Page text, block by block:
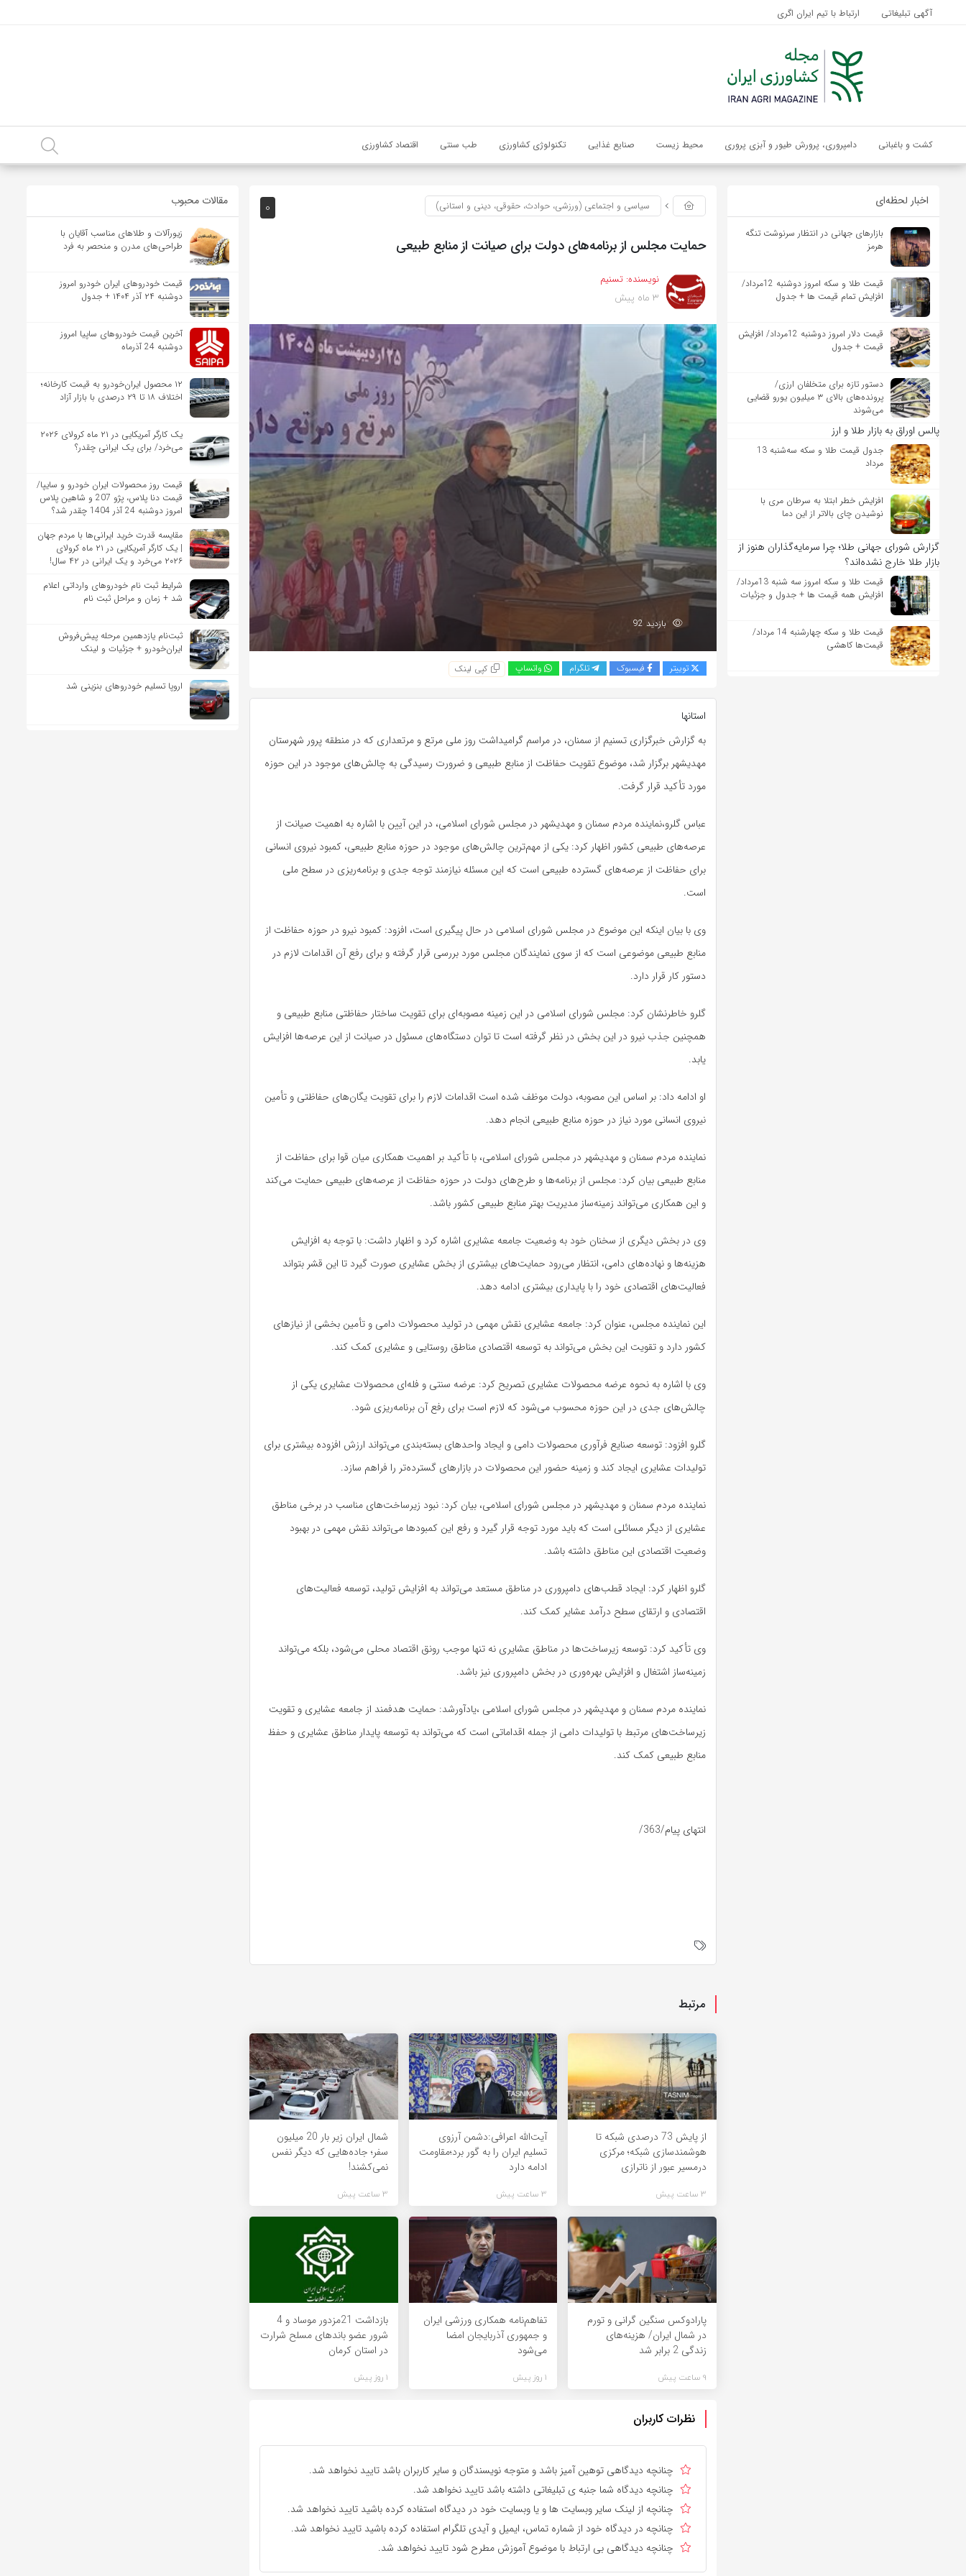
آگهی تبلیغاتی ارتباط با تیم ایران اگری
کشت و باغبانی دامپروری، پرورش طیور و آبزی پروری محیط زیست صنایع غذایی تکنولوژی کشاورزی طب سنتی اقتصاد کشاورزی
اخبار لحظه‌ای
بازارهای جهانی در انتظار سرنوشت تنگه
هرمز
قیمت طلا و سکه امروز دوشنبه 12مرداد/
افزایش تمام قیمت ها + جدول
قیمت دلار امروز دوشنبه 12مرداد/ افزایش
قیمت + جدول
دستور تازه برای متخلفان ارزی/
پرونده‌های بالای ۳ میلیون یورو قضایی
می‌شوند
پالس اوراق به بازار طلا و ارز
جدول قیمت طلا و سکه سه‌شنبه 13
مرداد
افزایش خطر ابتلا به سرطان مری با
نوشیدن چای بالاتر از این دما
گزارش شورای جهانی طلا؛ چرا سرمایه‌گذاران هنوز از
بازار طلا خارج نشده‌اند؟
قیمت طلا و سکه امروز سه شنبه 13مرداد/
افزایش همه قیمت ها + جدول و جزئیات
قیمت طلا و سکه چهارشنبه 14 مرداد/
قیمت‌ها کاهشی
0 سیاسی و اجتماعی (ورزشی، حوادث، حقوقی، دینی و استانی)
حمایت مجلس از برنامه‌های دولت برای صیانت از منابع طبیعی
نویسنده: تسنیم
3 ماه پیش
بازدید 92
توییتر فیسبوک تلگرام واتساپ کپی لینک
استانها
به گزارش خبرگزاری تسنیم از سمنان، در مراسم گرامیداشت روز ملی مرتع و مرتعداری که در منطقه پرور شهرستان
مهدیشهر برگزار شد، موضوع تقویت حفاظت از منابع طبیعی و ضرورت رسیدگی به چالش‌های موجود در این حوزه
مورد تأکید قرار گرفت.
عباس گلرو،نماینده مردم سمنان و مهدیشهر در مجلس شورای اسلامی، در این آیین با اشاره به اهمیت صیانت از
عرصه‌های طبیعی کشور اظهار کرد: یکی از مهم‌ترین چالش‌های موجود در حوزه منابع طبیعی، کمبود نیروی انسانی
برای حفاظت از عرصه‌های گسترده طبیعی است که این مسئله نیازمند توجه جدی و برنامه‌ریزی در سطح ملی
است.
وی با بیان اینکه این موضوع در مجلس شورای اسلامی در حال پیگیری است، افزود: کمبود نیرو در حوزه حفاظت از
منابع طبیعی موضوعی است که از سوی نمایندگان مجلس مورد بررسی قرار گرفته و برای رفع آن اقدامات لازم در
دستور کار قرار دارد.
گلرو خاطرنشان کرد: مجلس شورای اسلامی در این زمینه مصوبه‌ای برای تقویت ساختار حفاظتی منابع طبیعی و
همچنین جذب نیرو در این بخش در نظر گرفته است تا توان دستگاه‌های مسئول در صیانت از این عرصه‌ها افزایش
یابد.
او ادامه داد: بر اساس این مصوبه، دولت موظف شده است اقدامات لازم را برای تقویت یگان‌های حفاظتی و تأمین
نیروی انسانی مورد نیاز در حوزه منابع طبیعی انجام دهد.
نماینده مردم سمنان و مهدیشهر در مجلس شورای اسلامی، با تأکید بر اهمیت همکاری میان قوا برای حفاظت از
منابع طبیعی بیان کرد: مجلس از برنامه‌ها و طرح‌های دولت در حوزه حفاظت از عرصه‌های طبیعی حمایت می‌کند
و این همکاری می‌تواند زمینه‌ساز مدیریت بهتر منابع طبیعی کشور باشد.
وی در بخش دیگری از سخنان خود به وضعیت جامعه عشایری اشاره کرد و اظهار داشت: با توجه به افزایش
هزینه‌ها و نهاده‌های دامی، انتظار می‌رود حمایت‌های بیشتری از بخش عشایری صورت گیرد تا این قشر بتواند
فعالیت‌های اقتصادی خود را با پایداری بیشتری ادامه دهد.
این نماینده مجلس، عنوان کرد: جامعه عشایری نقش مهمی در تولید محصولات دامی و تأمین بخشی از نیازهای
کشور دارد و تقویت این بخش می‌تواند به توسعه اقتصادی مناطق روستایی و عشایری کمک کند.
وی با اشاره به نحوه عرضه محصولات عشایری تصریح کرد: عرضه سنتی و فله‌ای محصولات عشایری یکی از
چالش‌های جدی در این حوزه محسوب می‌شود که لازم است برای رفع آن برنامه‌ریزی شود.
گلرو افزود: توسعه صنایع فرآوری محصولات دامی و ایجاد واحدهای بسته‌بندی می‌تواند ارزش افزوده بیشتری برای
تولیدات عشایری ایجاد کند و زمینه حضور این محصولات در بازارهای گسترده‌تر را فراهم سازد.
نماینده مردم سمنان و مهدیشهر در مجلس شورای اسلامی، بیان کرد: نبود زیرساخت‌های مناسب در برخی مناطق
عشایری از دیگر مسائلی است که باید مورد توجه قرار گیرد و رفع این کمبودها می‌تواند نقش مهمی در بهبود
وضعیت اقتصادی این مناطق داشته باشد.
گلرو اظهار کرد: ایجاد قطب‌های دامپروری در مناطق مستعد می‌تواند به افزایش تولید، توسعه فعالیت‌های
اقتصادی و ارتقای سطح درآمد عشایر کمک کند.
وی تأکید کرد: توسعه زیرساخت‌ها در مناطق عشایری نه تنها موجب رونق اقتصاد محلی می‌شود، بلکه می‌تواند
زمینه‌ساز اشتغال و افزایش بهره‌وری در بخش دامپروری نیز باشد.
نماینده مردم سمنان و مهدیشهر در مجلس شورای اسلامی ،یادآورشد: حمایت هدفمند از جامعه عشایری و تقویت
زیرساخت‌های مرتبط با تولیدات دامی از جمله اقداماتی است که می‌تواند به توسعه پایدار مناطق عشایری و حفظ
منابع طبیعی کمک کند.
انتهای پیام/363/
مرتبط
از پایش 73 درصدی شبکه تا
هوشمندسازی شبکه؛ مرکزی
درمسیر عبور از ناترازی
3 ساعت پیش
آیت‌الله اعرافی:دشمن آرزوی
تسلیم ایران را به گور برد؛مقاومت
ادامه دارد
3 ساعت پیش
شمال ایران زیر بار 20 میلیون
سفر؛ جاده‌هایی که دیگر نفس
نمی‌کشند!
3 ساعت پیش
پارادوکس سنگین گرانی و تورم
در شمال ایران/ هزینه‌های
زندگی 2 برابر ‌شد
9 ساعت پیش
تفاهم‌نامه همکاری ورزشی ایران
و جمهوری آذربایجان امضا
می‌شود
1 روز پیش
بازداشت 21مزدور موساد و 4
شرور عضو باندهای مسلح شرارت
در استان کرمان
1 روز پیش
نظرات کاربران
چنانچه دیدگاهی توهین آمیز باشد و متوجه نویسندگان و سایر کاربران باشد تایید نخواهد شد.
چنانچه دیدگاه شما جنبه ی تبلیغاتی داشته باشد تایید نخواهد شد.
چنانچه از لینک سایر وبسایت ها و یا وبسایت خود در دیدگاه استفاده کرده باشید تایید نخواهد شد.
چنانچه در دیدگاه خود از شماره تماس، ایمیل و آیدی تلگرام استفاده کرده باشید تایید نخواهد شد.
چنانچه دیدگاهی بی ارتباط با موضوع آموزش مطرح شود تایید نخواهد شد.
مقالات محبوب
زیورآلات و طلاهای مناسب آقایان با
طراحی‌های مدرن و منحصر به فرد
قیمت خودرو‌های ایران خودرو امروز
دوشنبه ۲۴ آذر ۱۴۰۴ + جدول
آخرین قیمت خودروهای ساپیا امروز
دوشنبه 24 آذرماه
۱۲ محصول ایران‌خودرو به قیمت کارخانه؛
اختلاف ۱۸ تا ۲۹ درصدی با بازار آزاد
یک کارگر آمریکایی در ۲۱ ماه کرولای ۲۰۲۶
می‌خرد/ برای یک ایرانی چقدر؟
قیمت روز محصولات ایران خودرو و سایپا/
قیمت دنا پلاس، پژو 207 و شاهین پلاس
امروز دوشنبه 24 آذر 1404 چقدر شد؟
مقایسه قدرت خرید ایرانی‌ها با مردم جهان
| یک کارگر آمریکایی در ۲۱ ماه کرولای
۲۰۲۶ می‌خرد و یک ایرانی در ۴۲ سال!
شرایط ثبت نام خودروهای وارداتی اعلام
شد + زمان و مراحل ثبت نام
ثبت‌نام یازدهمین مرحله پیش‌فروش
ایران‌خودرو + جزئیات و لینک
اروپا تسلیم خودروهای بنزینی شد